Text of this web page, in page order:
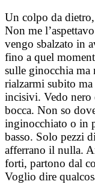
Un colpo da
Non me
vengo sbalzato in
fino a quel
sulle ginocchia ma
rialzarmi subito
incisivi. Vedo nero
bocca. Non so
inginocchiato o in
basso. Solo pezzi
afferrano il nulla.
forti, partono dal
Voglio dire